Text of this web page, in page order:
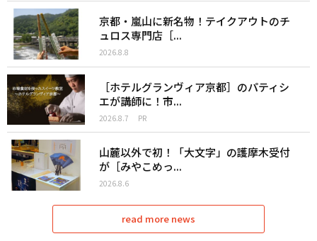
京都・嵐山に新名物！テイクアウトのチ
ュロス専門店［...
2026.8.8
［ホテルグランヴィア京都］のパティシ
エが講師に！市...
2026.8.7 PR
山麓以外で初！「大文字」の護摩木受付
が［みやこめっ...
2026.8.6
read more news